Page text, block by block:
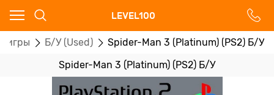
LEVEL100
Б/У (Used) Spider-Man 3 (Platinum) (PS2) Б/У
Spider-Man 3 (Platinum) (PS2) Б/У
Ваш город - Москва,
угадали?
ДА НЕТ